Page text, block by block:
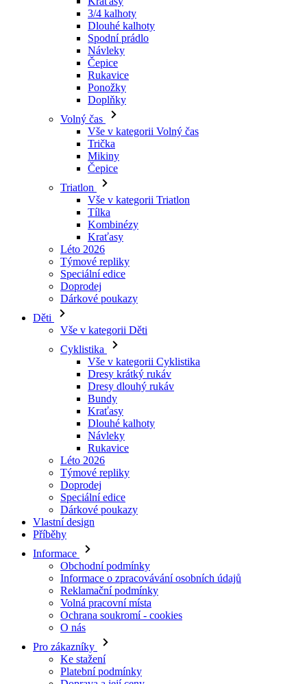
Čepice
Rukavice
Ponožky
Doplňky
Volný čas
Vše v kategorii Volný čas
Trička
Mikiny
Čepice
Triatlon
Vše v kategorii Triatlon
Tílka
Kombinézy
Kraťasy
Léto 2026
Týmové repliky
Speciální edice
Doprodej
Dárkové poukazy
Děti
Vše v kategorii Děti
Cyklistika
Vše v kategorii Cyklistika
Dresy dlouhý rukáv
Bundy
Kraťasy
Dlouhé kalhoty
Návleky
Rukavice
Léto 2026
Týmové repliky
Doprodej
Speciální edice
Dárkové poukazy
Vlastní design
Příběhy
Informace
Obchodní podmínky
Informace o zpracovávání osobních údajů
Reklamační podmínky
Volná pracovní místa
Ochrana soukromí - cookies
O nás
Pro zákazníky
Ke stažení
Platební podmínky
Doprava a její ceny
Nejčastější dotazy
Velikostní tabulky
Kontakty
Vrácení zboží